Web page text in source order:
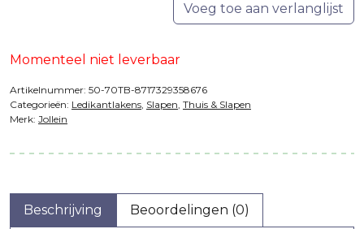
Voeg toe aan verlanglijst
Momenteel niet leverbaar
Artikelnummer: 50-70TB-8717329358676
Categorieën: Ledikantlakens, Slapen, Thuis & Slapen
Merk: Jollein
Beschrijving Beoordelingen (0)